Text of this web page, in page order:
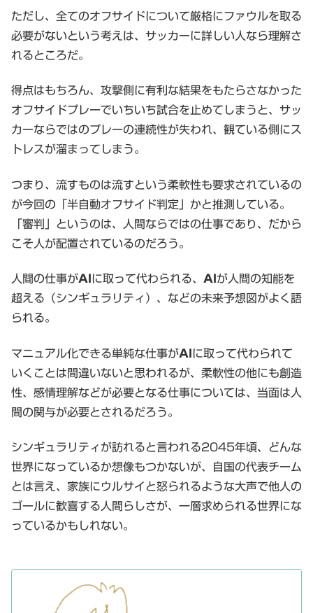
ただし、全てのオフサイドについて厳格にファウルを取る
必要がないという考えは、サッカーに詳しい人なら理解さ
れるところだ。
得点はもちろん、攻撃側に有利な結果をもたらさなかった
オフサイドプレーでいちいち試合を止めてしまうと、サッ
カーならではのプレーの連続性が失われ、観ている側にス
トレスが溜まってしまう。
つまり、流すものは流すという柔軟性も要求されているの
が今回の「半自動オフサイド判定」かと推測している。
「審判」というのは、人間ならではの仕事であり、だから
こそ人が配置されているのだろう。
人間の仕事がAI に取って代わられる、 AI が人間の知能を
超える（シンギュラリティ）、などの未来予想図がよく語
られる。
マニュアル化できる単純な仕事がAIに取って代わられて
いくことは間違いないと思われるが、柔軟性の他にも創造
性、感情理解などが必要となる仕事については、当面は人
間の関与が必要とされるだろう。
シンギュラリティが訪れると言われる2045年頃、どんな
世界になっているか想像もつかないが、自国の代表チーム
とは言え、家族にウルサイと怒られるような大声で他人の
ゴールに歓喜する人間らしさが、一層求められる世界にな
っているかもしれない。